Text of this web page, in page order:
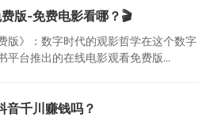
版-免费电影看哪？🎬
版》：数字时代的观影哲学在这个数字
平台推出的在线电影观看免费版...
音千川赚钱吗？